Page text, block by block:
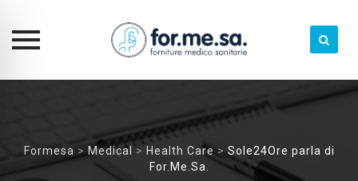
Formesa > Medical > Health Care> Sole24Ore parla di
For.Me.Sa.